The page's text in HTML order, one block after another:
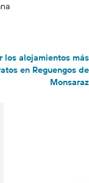
los alojamientos más
en Reguengos de
Monsaraz